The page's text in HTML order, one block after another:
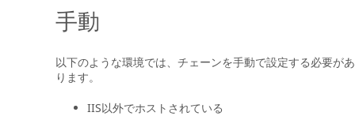
手動
以下のような環境では、チェーンを手動で設定する必要があ
ります。
IIS以外でホストされている